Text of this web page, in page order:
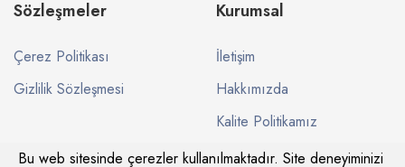
Sözleşmeler
Çerez Politikası
Gizlilik Sözleşmesi
Kurumsal
İletişim
Hakkımızda
Kalite Politikamız
Bu web sitesinde çerezler kullanılmaktadır. Site deneyiminizi